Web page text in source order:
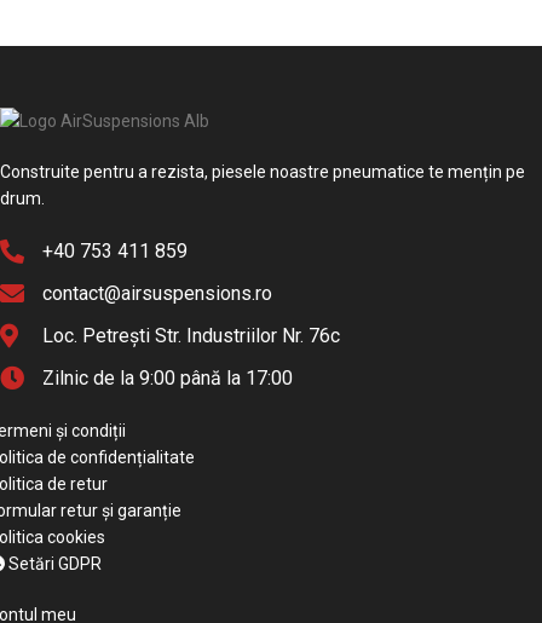
Construite pentru a rezista, piesele noastre pneumatice te mențin pe
drum.
+40 753 411 859
contact@airsuspensions.ro
Loc. Petrești Str. Industriilor Nr. 76c
Zilnic de la 9:00 până la 17:00
și condiții
de confidențialitate
de retur
retur și garanție
cookies
Setări GDPR
meu